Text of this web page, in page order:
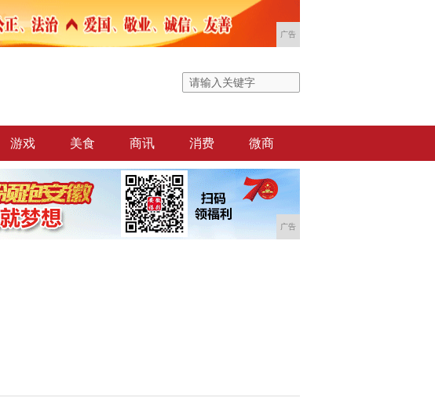
广告
游戏 美食 商讯 消费 微商
广告